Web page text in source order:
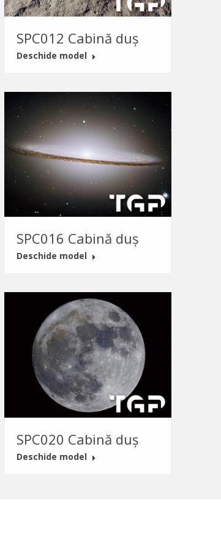
SPC012 Cabină duș
Deschide model
SPC016 Cabină duș
Deschide model
SPC020 Cabină duș
Deschide model